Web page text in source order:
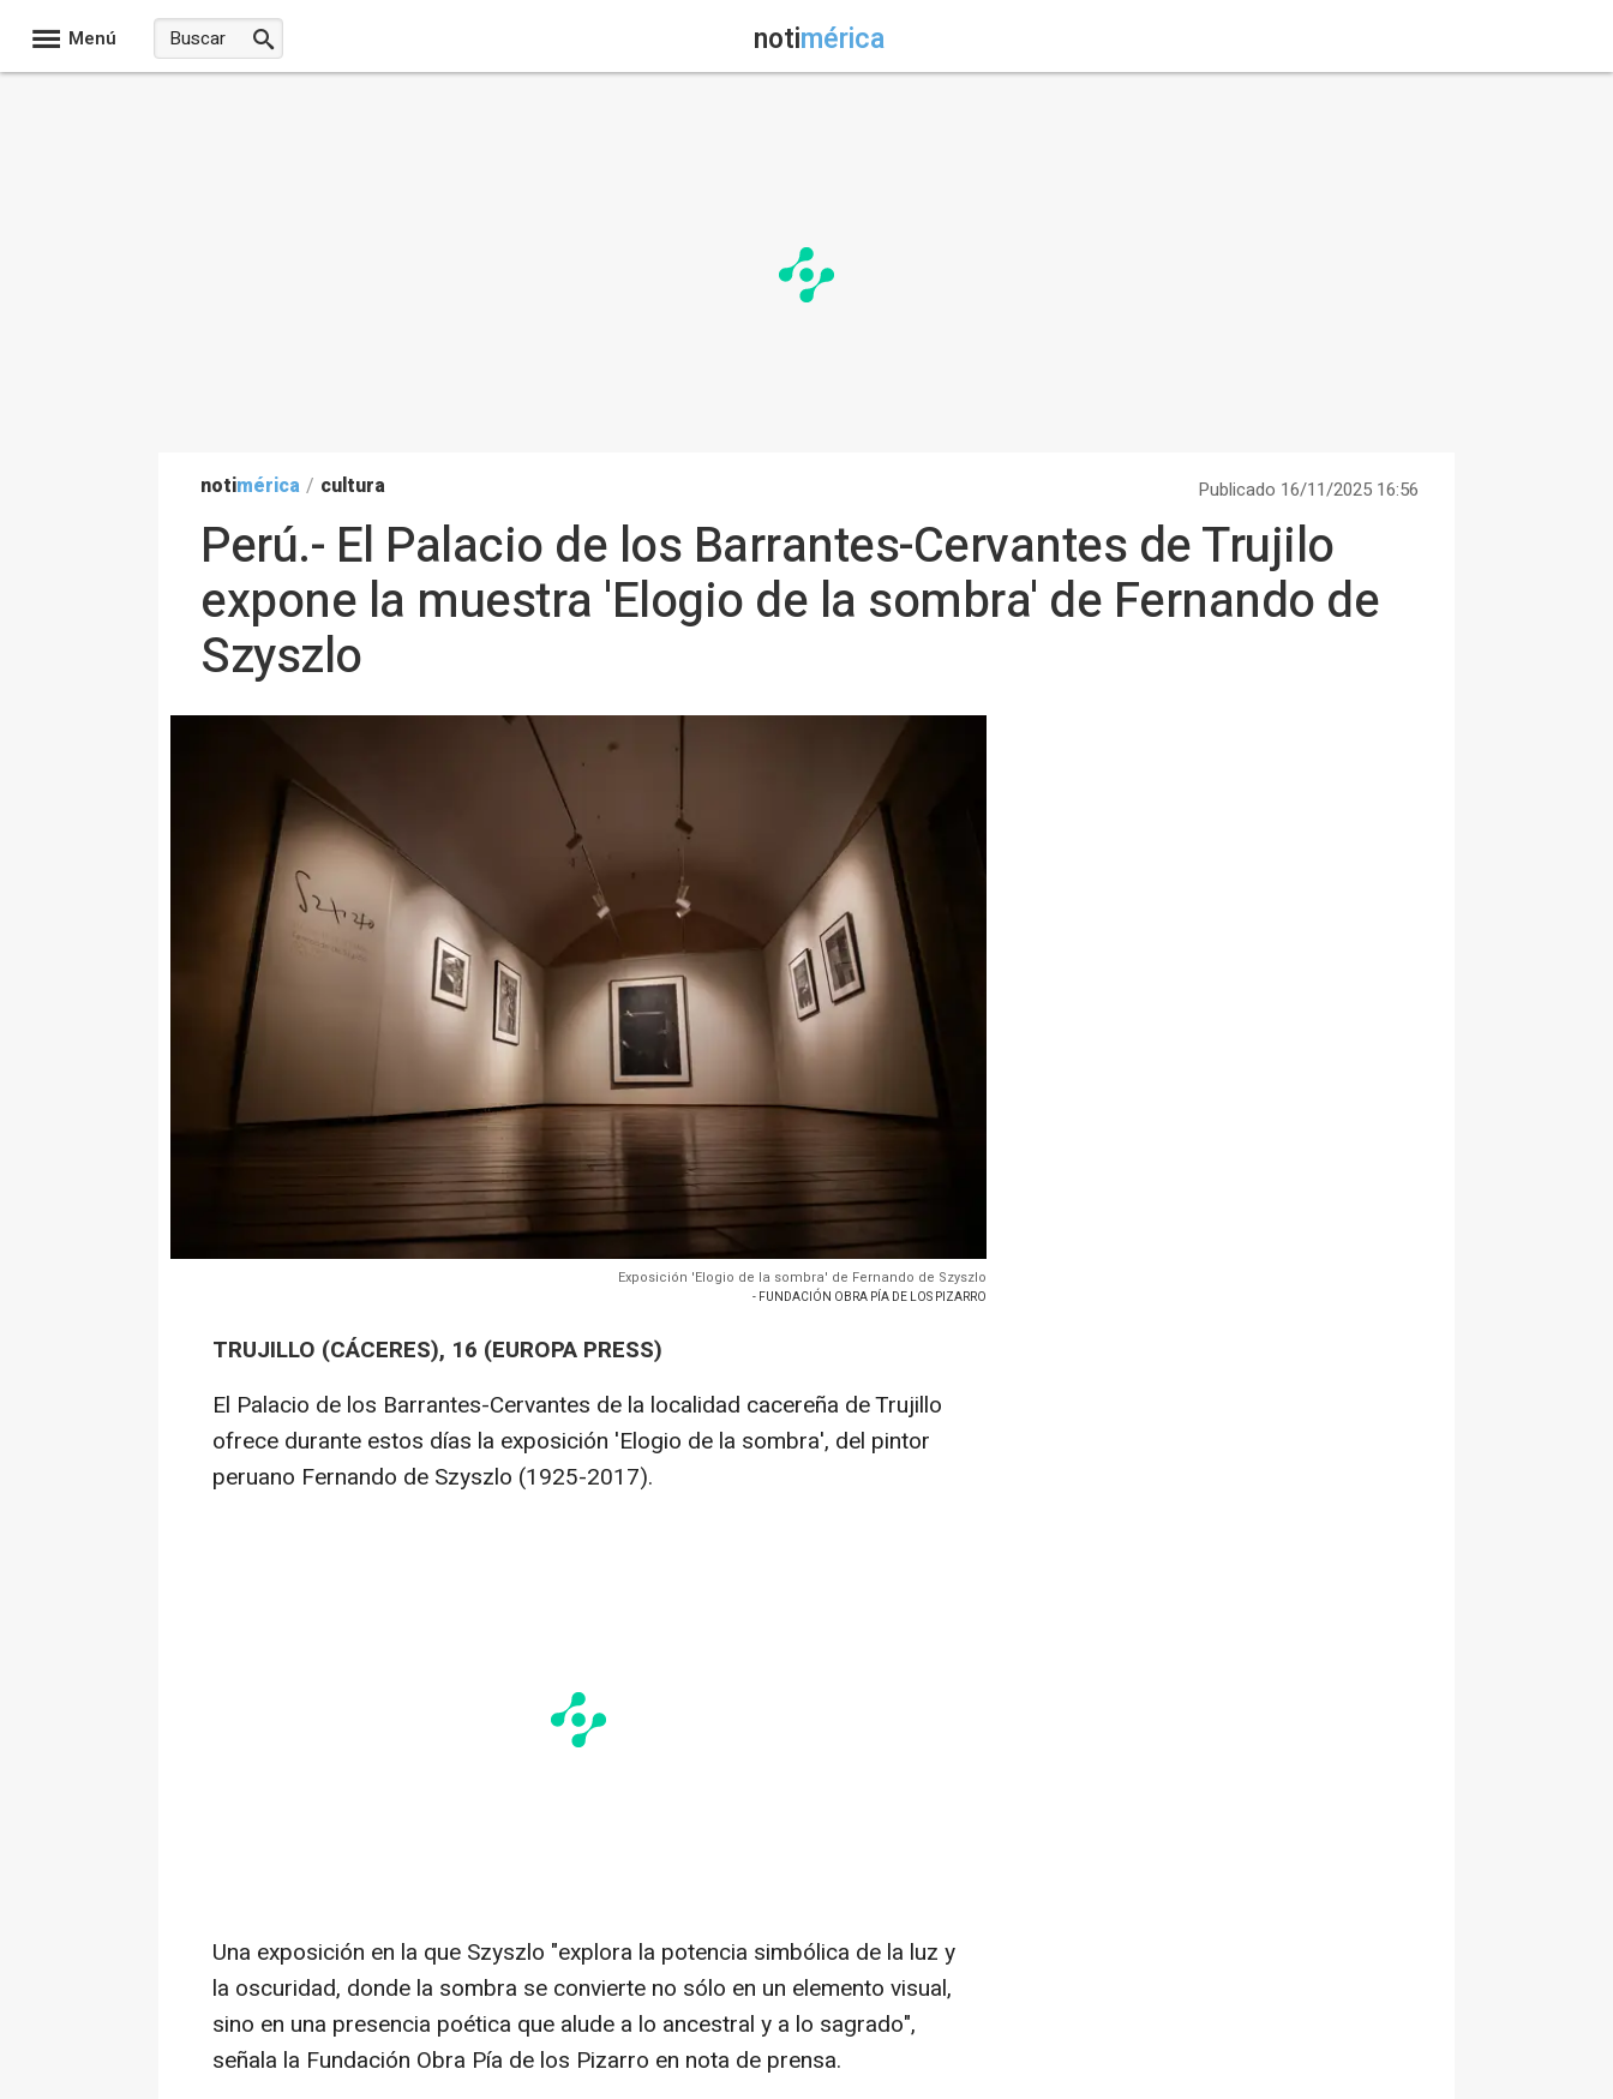
Menú notimérica
notimérica / cultura Publicado 16/11/2025 16:56
Perú.- El Palacio de los Barrantes-Cervantes de Trujilo
expone la muestra 'Elogio de la sombra' de Fernando de
Szyszlo
Exposición 'Elogio de la sombra' de Fernando de Szyszlo
- FUNDACIÓN OBRA PÍA DE LOS PIZARRO
TRUJILLO (CÁCERES), 16 (EUROPA PRESS)
El Palacio de los Barrantes-Cervantes de la localidad cacereña de Trujillo
ofrece durante estos días la exposición 'Elogio de la sombra', del pintor
peruano Fernando de Szyszlo (1925-2017).
Una exposición en la que Szyszlo "explora la potencia simbólica de la luz y
la oscuridad, donde la sombra se convierte no sólo en un elemento visual,
sino en una presencia poética que alude a lo ancestral y a lo sagrado",
señala la Fundación Obra Pía de los Pizarro en nota de prensa.